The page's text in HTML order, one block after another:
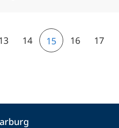
13 14 15 16
17